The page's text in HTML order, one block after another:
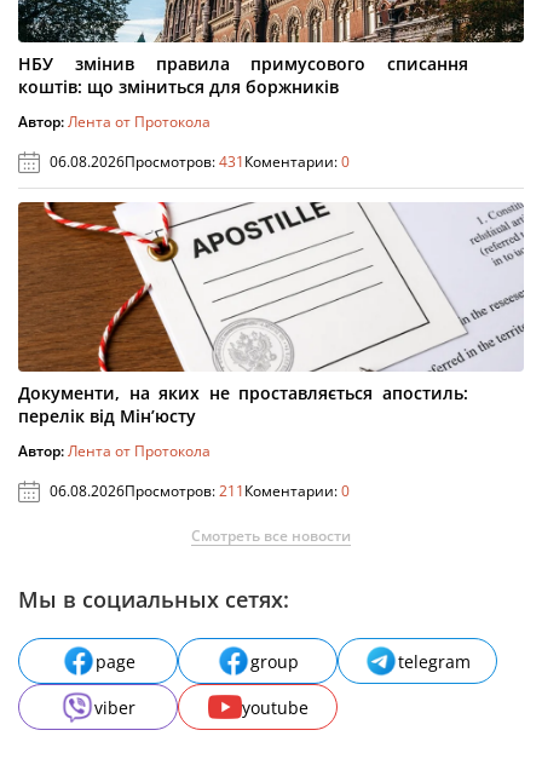
НБУ змінив правила примусового списання
коштів: що зміниться для боржників
Автор:Лента от Протокола
06.08.2026Просмотров:431Коментарии:0
Документи, на яких не проставляється апостиль:
перелік від Мін’юсту
Автор:Лента от Протокола
06.08.2026Просмотров:211Коментарии:0
Смотреть все новости
Мы в социальных сетях:
page group
telegram
viber
youtube